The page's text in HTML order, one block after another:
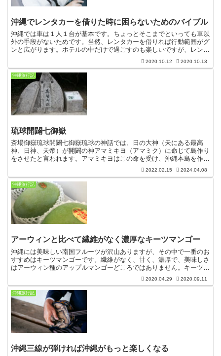
沖縄でレンタカーを借りた時に困らないためのバイブル
沖縄では車は１人１台が基本です。ちょっとそこまでといっても車以
外の手段がないためです。当然、レンタカーを借りれば行動範囲がグ
ンと広がります。ホテルの中だけで過ごすのも楽しいですが、レンタ
カーを借りて、沖縄そばを食べに行ったり、道の駅へ行った...
2020.10.12 2020.10.13
沖縄旅行記
琉球開闢七御嶽
斎場御嶽琉球開闢七御嶽琉球の神話では、日の大神（天にある最高
神、日神、天帝）が開闢の神アマミキヨ（アマミク）に命じて島作り
をさせたと言われます。アマミキヨはこの命を受け、沖縄本島を作
り、そこに9つの聖地と7つの森を作ったとされています。・安...
2022.02.15 2024.04.08
沖縄旅行記
アーウィンと比べて繊維がなく濃厚なキーツマンゴー
沖縄には美味しい南国フルーツが沢山ありますが、その中で一番のお
すすめはキーツマンゴーです。繊維がなく、甘く、濃厚で、美味しさ
はアーウィン種のアップルマンゴーどころではありません。キーツマ
ンゴーはマンゴーの王様沖縄のマンゴーといえは、真っ赤な...
2020.04.29 2020.09.11
沖縄旅行記
沖縄三線が弾ければ沖縄がもっと楽しくなる